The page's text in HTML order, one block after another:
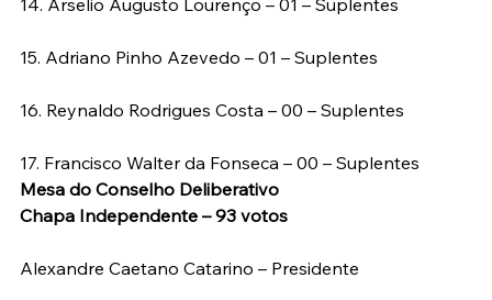
14. Arselio Augusto Lourenço – 01 – Suplentes
15. Adriano Pinho Azevedo – 01 – Suplentes
16. Reynaldo Rodrigues Costa – 00 – Suplentes
17. Francisco Walter da Fonseca – 00 – Suplentes
Mesa do Conselho Deliberativo
Chapa Independente – 93 votos
Alexandre Caetano Catarino – Presidente